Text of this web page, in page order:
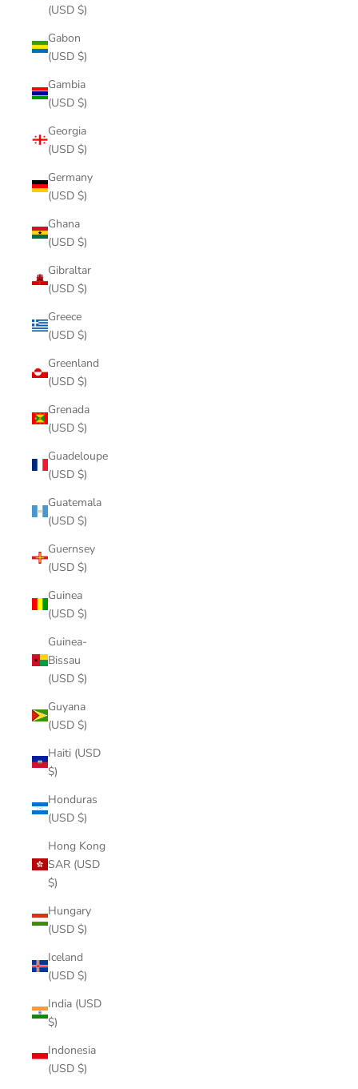
(USD $)
Gabon
(USD $)
Gambia
(USD $)
Georgia
(USD $)
Germany
(USD $)
Ghana
(USD $)
Gibraltar
(USD $)
Greece
(USD $)
Greenland
(USD $)
Grenada
(USD $)
Guadeloupe
(USD $)
Guatemala
(USD $)
Guernsey
(USD $)
Guinea
(USD $)
Guinea-
Bissau
(USD $)
Guyana
(USD $)
Haiti (USD
$)
Honduras
(USD $)
Hong Kong
SAR (USD
$)
Hungary
(USD $)
Iceland
(USD $)
India (USD
$)
Indonesia
(USD $)